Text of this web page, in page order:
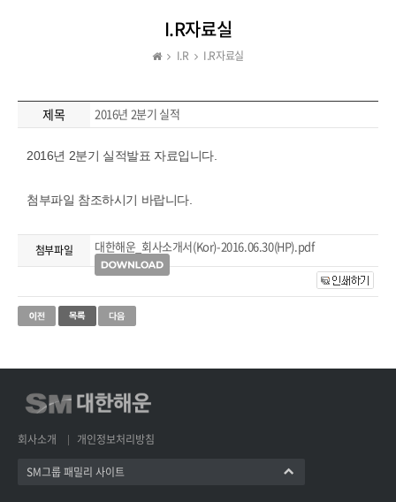
I.R자료실
I.R I.R자료실
제목 2016년 2분기 실적
2016년 2분기 실적발표 자료입니다.
첨부파일 참조하시기 바랍니다.
첨부파일 대한해운_회사소개서(Kor)-2016.06.30(HP).pdf
회사소개 개인정보처리방침
SM그룹 패밀리 사이트